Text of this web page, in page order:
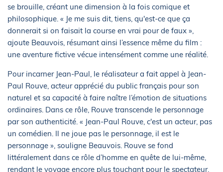
se brouille, créant une dimension à la fois comique et
philosophique. « Je me suis dit, tiens, qu'est-ce que ça
donnerait si on faisait la course en vrai pour de faux »,
ajoute Beauvois, résumant ainsi l’essence même du film :
une aventure fictive vécue intensément comme une réalité.
Pour incarner Jean-Paul, le réalisateur a fait appel à Jean-
Paul Rouve, acteur apprécié du public français pour son
naturel et sa capacité à faire naître l’émotion de situations
ordinaires. Dans ce rôle, Rouve transcende le personnage
par son authenticité. « Jean-Paul Rouve, c'est un acteur, pas
un comédien. Il ne joue pas le personnage, il est le
personnage », souligne Beauvois. Rouve se fond
littéralement dans ce rôle d’homme en quête de lui-même,
rendant le voyage encore plus touchant pour le spectateur.